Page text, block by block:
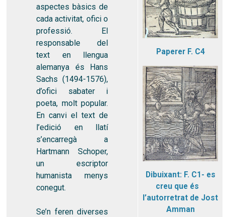
aspectes bàsics de
cada activitat, ofici o
professió. El
responsable del
text en llengua
alemanya és Hans
Sachs (1494-1576),
d’ofici sabater i
poeta, molt popular.
En canvi el text de
l’edició en llatí
s’encarregà a
Hartmann Schoper,
un escriptor
humanista menys
conegut.
Se’n feren diverses
Paperer F. C4
Dibuixant: F. C1- es
creu que és
l’autorretrat de Jost
Amman